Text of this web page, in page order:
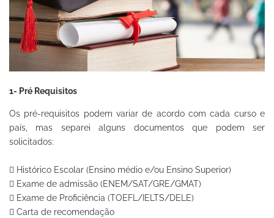
1- Pré Requisitos
Os pré-requisitos podem variar de acordo com cada curso e
país, mas separei alguns documentos que podem ser
solicitados:
 Histórico Escolar (Ensino médio e/ou Ensino Superior)
 Exame de admissão (ENEM/SAT/GRE/GMAT)
 Exame de Proficiência (TOEFL/IELTS/DELE)
 Carta de recomendação